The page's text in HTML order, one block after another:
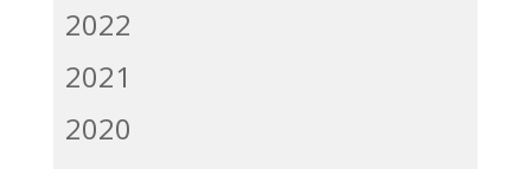
2022
2021
2020